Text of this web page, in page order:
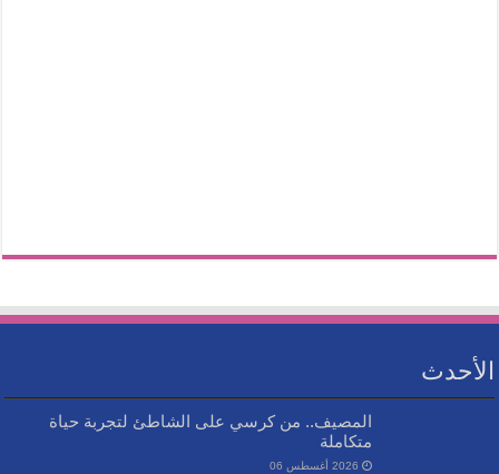
الأحدث
المصيف.. من كرسي على الشاطئ لتجربة حياة
متكاملة
2026 أغسطس 06